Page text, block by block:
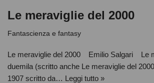
Le meraviglie del 2000
Fantascienza e fantasy
Le meraviglie del 2000 Emilio Salgari Le
duemila (scritto anche Le meraviglie del
1907 scritto da… Leggi tutto »